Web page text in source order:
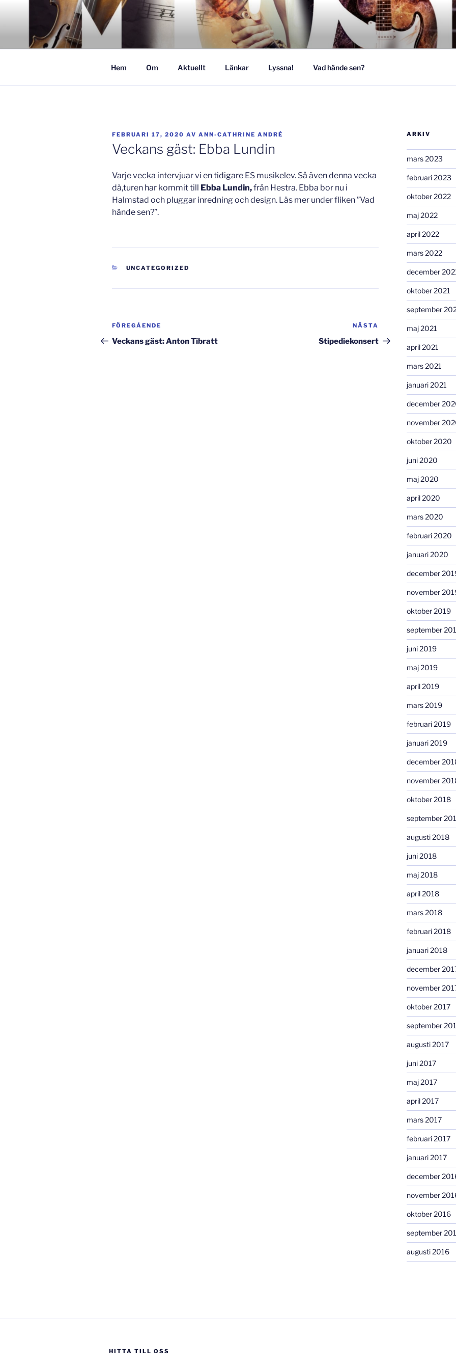
GISLAVEDMUSIKESTET
Hem Om Aktuellt Länkar Lyssna! Vad hände sen?
PUBLICERAT
FEBRUARI 17, 2020 AV ANN-CATHRINE ANDRÉ
Veckans gäst: Ebba Lundin
Varje vecka intervjuar vi en tidigare ES musikelev. Så även denna vecka
då,turen har kommit till Ebba Lundin,från Hestra. Ebba bor nu i
Halmstad och pluggar inredning och design. Läs mer under fliken ”Vad
hände sen?”.
KATEGORIER
UNCATEGORIZED
Inläggsnavigering
Föregående
inlägg
FÖREGÅENDE
Veckans gäst: Anton Tibratt
inlägg
NÄSTA
Stipediekonsert
ARKIV
mars 2023
februari 2023
oktober 2022
maj 2022
april 2022
mars 2022
december
oktober 2021
september
maj 2021
april 2021
mars 2021
januari 2021
december
november
oktober 2020
juni 2020
maj 2020
april 2020
mars 2020
februari 2020
januari 2020
december
november
oktober 2019
september
juni 2019
maj 2019
april 2019
mars 2019
februari 2019
januari 2019
december
november
oktober 2018
september
augusti 2018
juni 2018
maj 2018
april 2018
mars 2018
februari 2018
januari 2018
december
november
oktober 2017
september
augusti 2017
juni 2017
maj 2017
april 2017
mars 2017
februari 2017
januari 2017
december
november
oktober 2016
september
augusti 2016
HITTA TILL OSS